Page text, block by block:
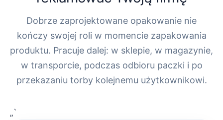
Dobrze zaprojektowane opakowanie nie
kończy swojej roli w momencie zapakowania
produktu. Pracuje dalej: w sklepie, w magazynie,
w transporcie, podczas odbioru paczki i po
przekazaniu torby kolejnemu użytkownikowi.
„`